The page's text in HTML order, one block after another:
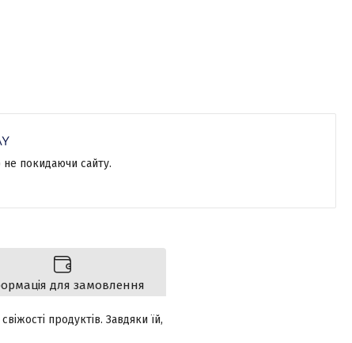
не покидаючи сайту.
для замовлення
продуктів. Завдяки їй,